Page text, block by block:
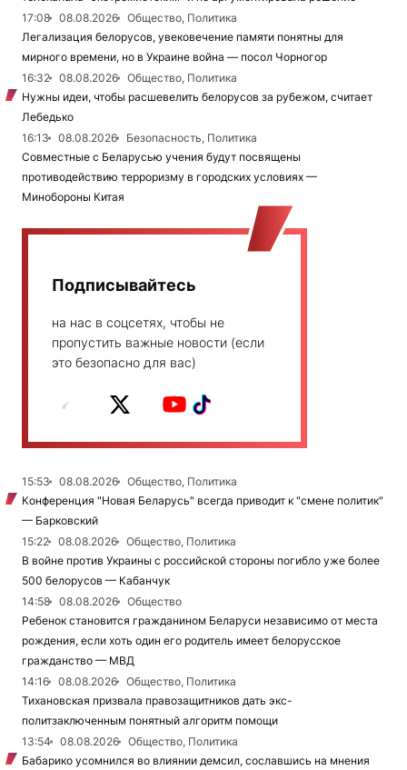
17:08
08.08.2026
Общество, Политика
Легализация белорусов, увековечение памяти понятны для
мирного времени, но в Украине война — посол Чорногор
16:32
08.08.2026
Общество, Политика
Нужны идеи, чтобы расшевелить белорусов за рубежом, считает
Лебедько
16:13
08.08.2026
Безопасность, Политика
Совместные с Беларусью учения будут посвящены
противодействию терроризму в городских условиях —
Минобороны Китая
Подписывайтесь
на нас в соцсетях, чтобы не
пропустить важные новости (если
это безопасно для вас)
15:53 08.08.2026
Общество, Политика
Конференция "Новая Беларусь" всегда приводит к "смене политик"
— Барковский
15:22
08.08.2026
Общество, Политика
В войне против Украины с российской стороны погибло уже более
500 белорусов — Кабанчук
14:58
08.08.2026
Общество
Ребенок становится гражданином Беларуси независимо от места
рождения, если хоть один его родитель имеет белорусское
гражданство — МВД
14:16
08.08.2026
Общество, Политика
Тихановская призвала правозащитников дать экс-
политзаключенным понятный алгоритм помощи
13:54
08.08.2026
Общество, Политика
Бабарико усомнился во влиянии демсил, сославшись на мнения